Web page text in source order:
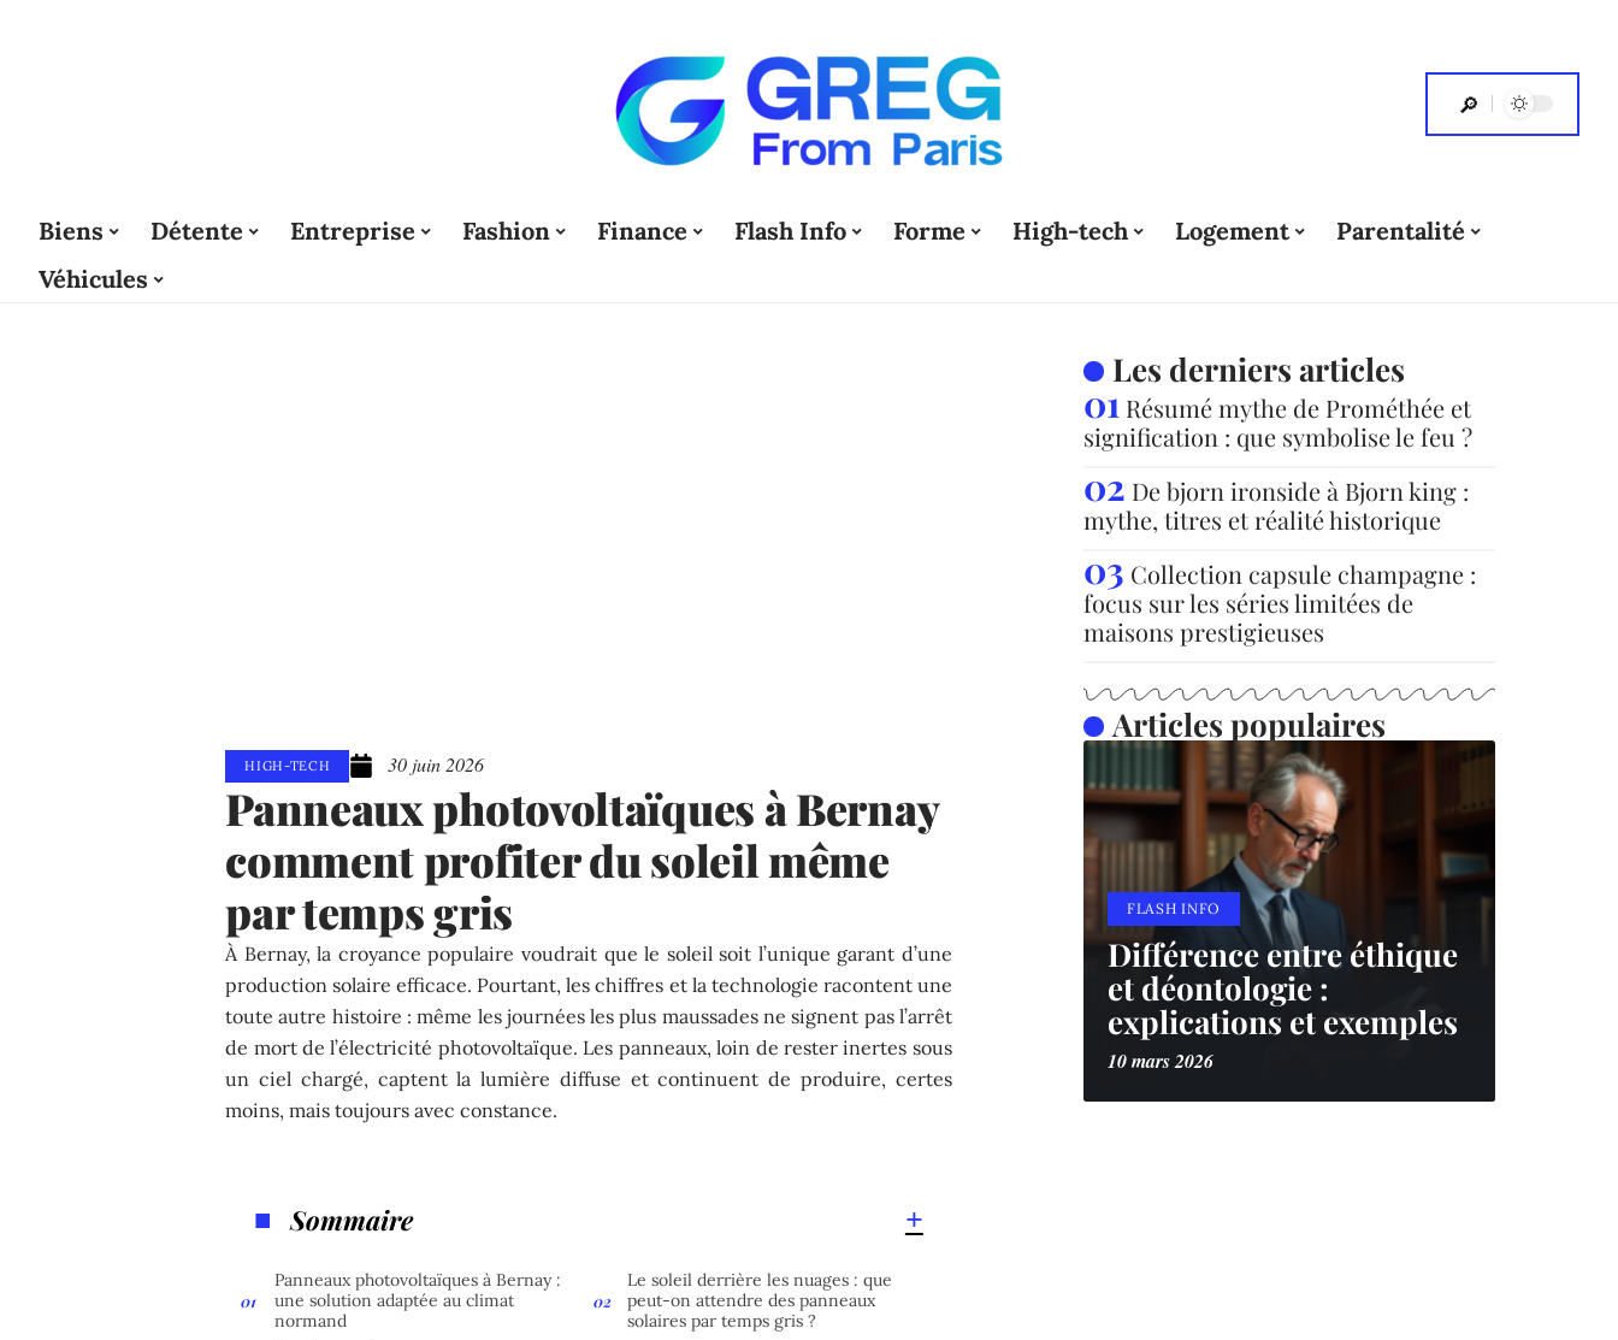
Biens Détente Entreprise Fashion Finance Flash Info Forme High-tech Logement
Parentalité
Véhicules
HIGH-TECH 30 juin 2026
Panneaux photovoltaïques à Bernay
comment profiter du soleil même
par temps gris
À Bernay, la croyance populaire voudrait que le soleil soit l’unique garant d’une
production solaire efficace. Pourtant, les chiffres et la technologie racontent une
toute autre histoire : même les journées les plus maussades ne signent pas l’arrêt
de mort de l’électricité photovoltaïque. Les panneaux, loin de rester inertes sous
un ciel chargé, captent la lumière diffuse et continuent de produire, certes
moins, mais toujours avec constance.
Sommaire
Panneaux photovoltaïques à Bernay :
une solution adaptée au climat
normand
Le soleil derrière les nuages : que
peut-on attendre des panneaux
solaires par temps gris ?
Les derniers articles
Résumé mythe de Prométhée et
signification : que symbolise le feu ?
De bjorn ironside à Bjorn king :
mythe, titres et réalité historique
Collection capsule champagne :
focus sur les séries limitées de
maisons prestigieuses
Articles populaires
FLASH INFO
Différence entre éthique
et déontologie :
explications et exemples
10 mars 2026